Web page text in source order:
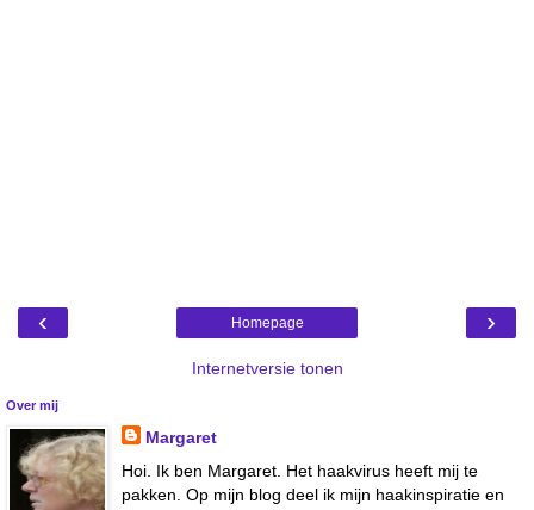
‹ ›
Homepage
Internetversie tonen
Over mij
Margaret
Hoi. Ik ben Margaret. Het haakvirus heeft mij te
pakken. Op mijn blog deel ik mijn haakinspiratie en